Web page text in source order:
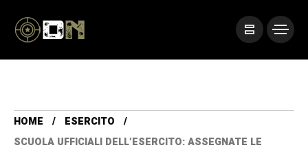
HOME
ESERCITO
SCUOLA UFFICIALI DELL’ESERCITO: ASSEGNATE LE